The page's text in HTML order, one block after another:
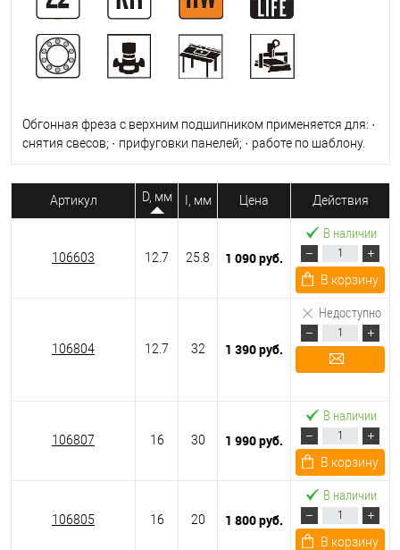
Обгонная фреза с верхним подшипником применяется для: ·
снятия свесов; · прифуговки панелей; · работе по шаблону.
Артикул D, мм I, мм Цена Действия
106603 12.7 25.8 1 090 руб.
В наличии
В корзину
106804 12.7 32 1 390 руб.
Недоступно
106807 16 30 1 990 руб.
В наличии
В корзину
106805 16 20 1 800 руб.
В наличии
В корзину